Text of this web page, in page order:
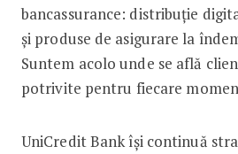
bancassurance: distribuție
și produse de asigurare la
Suntem acolo unde se află
potrivite pentru fiecare
UniCredit Bank își continuă